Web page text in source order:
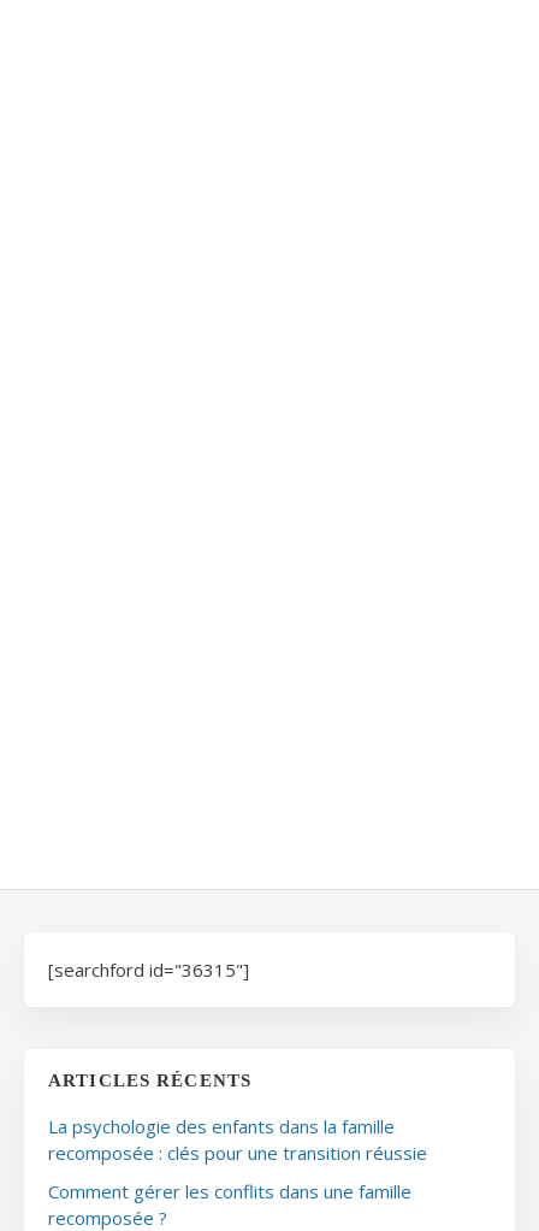
[searchford id="36315"]
ARTICLES RÉCENTS
La psychologie des enfants dans la famille
recomposée : clés pour une transition réussie
Comment gérer les conflits dans une famille
recomposée ?